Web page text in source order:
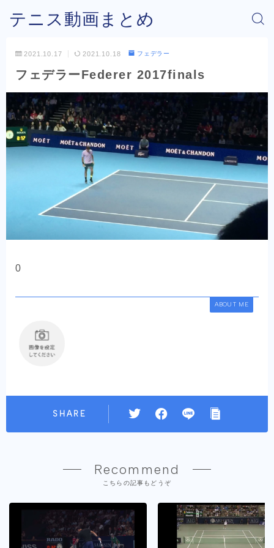
テニス動画まとめ
2021.10.17 2021.10.18 フェデラー
フェデラーFederer 2017finals
0
ABOUT ME
SHARE
Recommend
こちらの記事もどうぞ